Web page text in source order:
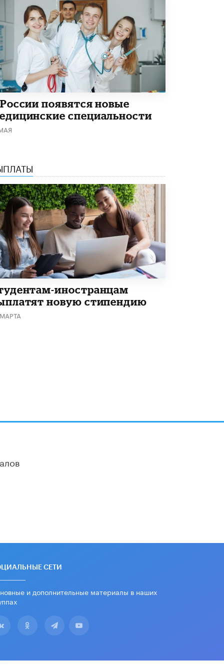
Рособрнадзор ответил на жалобы
школьников на ошибки в ЕГЭ по
русскому
8 ИЮНЯ / ЕГЭ И ОГЭ
Школа «СКОЛКА» и Госкорпорация
«Росатом» подписали соглашение о
сотрудничестве
8 ИЮНЯ / ОБРАЗОВАТЕЛЬНАЯ ПОЛИТИКА
Депутаты призвали не отклонять
дипломы только из-за не пройденного
Уличенный в списывании школьник
вернул себе призовое место на
олимпиаде через суд
5 ИЮНЯ /ЧТО ПРОИСХОДИТ?
«Евгений Онегин» станет обязательным
для повторения в 10–11-х классах
4 ИЮНЯ /КАЧЕСТВО ОБРАЗОВАНИЯ
В Общественной палате предложили
шить школьную форму с учетом
национальных традиций регионов
подходы к разрешению конфликтов в
появятся новые
специальности
иностранцам
новую стипендию
СЕТИ
и дополнительные материалы в наших